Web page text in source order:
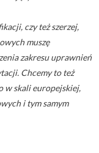
czy też szerzej,
muszę
zakresu uprawnień
Chcemy to też
w skali europejskiej,
i tym samym